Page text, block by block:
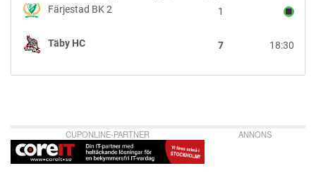
BK
2
vs
Täby
Färjestad BK 2 1
Täby HC 18:30
7
CUPONLINE-PARTNER ANNONS